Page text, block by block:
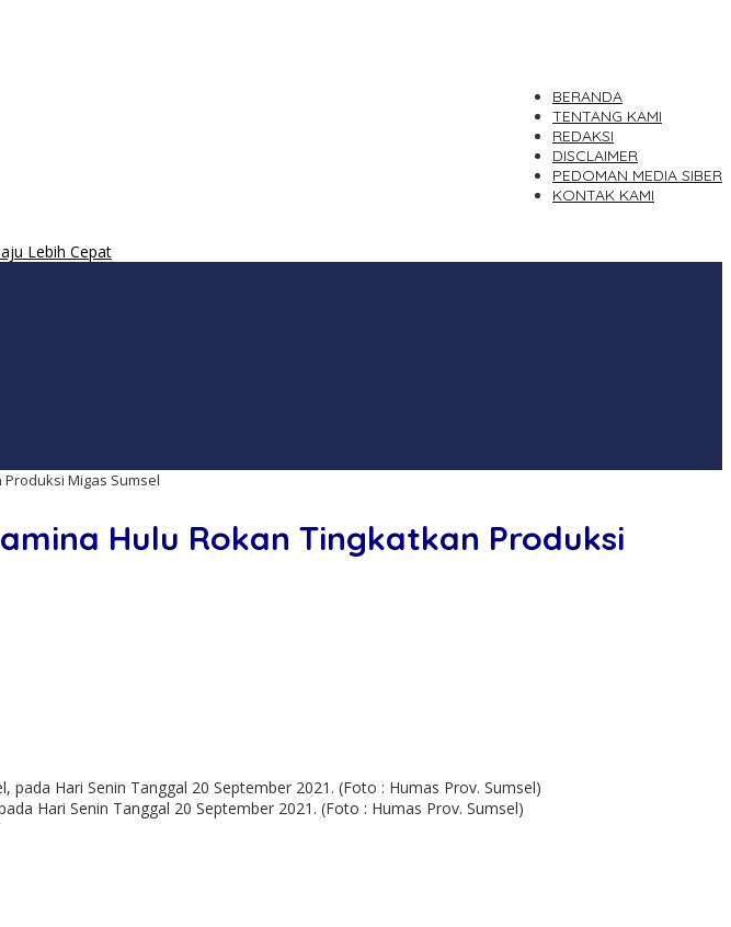
BERANDA
TENTANG KAMI
REDAKSI
DISCLAIMER
PEDOMAN MEDIA SIBER
KONTAK KAMI
Migas Sumsel
Hulu Rokan Tingkatkan Produksi
Hari Senin Tanggal 20 September 2021. (Foto : Humas Prov. Sumsel)